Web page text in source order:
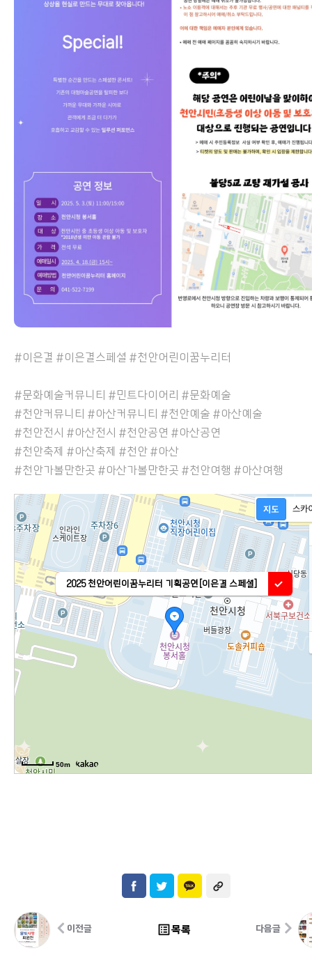
#이은결 #이은결스페셜 #천안어린이꿈누리터
#문화예술커뮤니티 #민트다이어리 #문화예술
#천안커뮤니티 #아산커뮤니티 #천안예술 #아산예술
#천안전시 #아산전시 #천안공연 #아산공연
#천안축제 #아산축제 #천안 #아산
#천안가볼만한곳 #아산가볼만한곳 #천안여행 #아산여행
2025 천안어린이꿈누리터 기획공연[이은결 스페셜]
50m
이전글 list_alt 목록 다음글